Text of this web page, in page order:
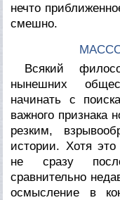
нечто
смешно.
Всякий
нынешних
начинать с
важного признака
резким,
истории. Хотя
не сразу
сравнительно
осмысление в